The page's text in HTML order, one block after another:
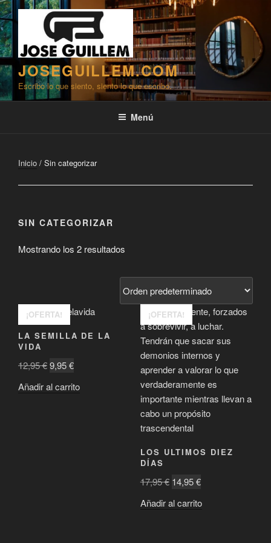
Saltar
al
contenido
JOSEGUILLEM.COM
Escribo lo que siento, siento lo que escribo.
Menú
Inicio / Sin categorizar
SIN CATEGORIZAR
Mostrando los 2 resultados
¡OFERTA!
LA SEMILLA DE LA
VIDA
12,95€El
original
9,95€El
actual
Añadir al carrito
¡OFERTA!
LOS ULTIMOS DIEZ
DÍAS
17,95€ El
original
14,95€El
actual
Añadir al carrito